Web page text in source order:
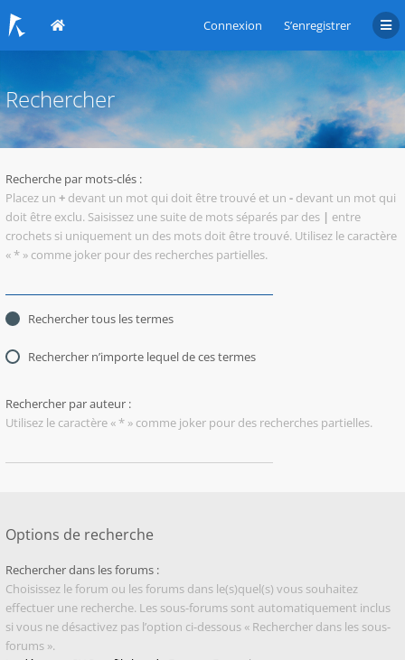
Connexion S’enregistrer
Rechercher
Recherche par mots-clés :
Placez un + devant un mot qui doit être trouvé et un - devant un mot qui
doit être exclu. Saisissez une suite de mots séparés par des | entre
crochets si uniquement un des mots doit être trouvé. Utilisez le caractère
« * » comme joker pour des recherches partielles.
Rechercher tous les termes
Rechercher n’importe lequel de ces termes
Rechercher par auteur :
Utilisez le caractère « * » comme joker pour des recherches partielles.
Options de recherche
Rechercher dans les forums :
Choisissez le forum ou les forums dans le(s)quel(s) vous souhaitez
effectuer une recherche. Les sous-forums sont automatiquement inclus
si vous ne désactivez pas l’option ci-dessous « Rechercher dans les sous-
forums ».